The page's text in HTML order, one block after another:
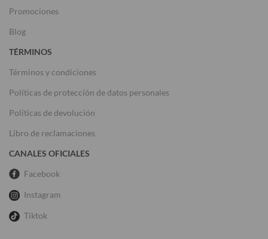
Promociones
Blog
TÉRMINOS
Términos y condiciones
Políticas de protección de datos personales
Políticas de devolución
Libro de reclamaciones
CANALES OFICIALES
Facebook
Instagram
Tiktok